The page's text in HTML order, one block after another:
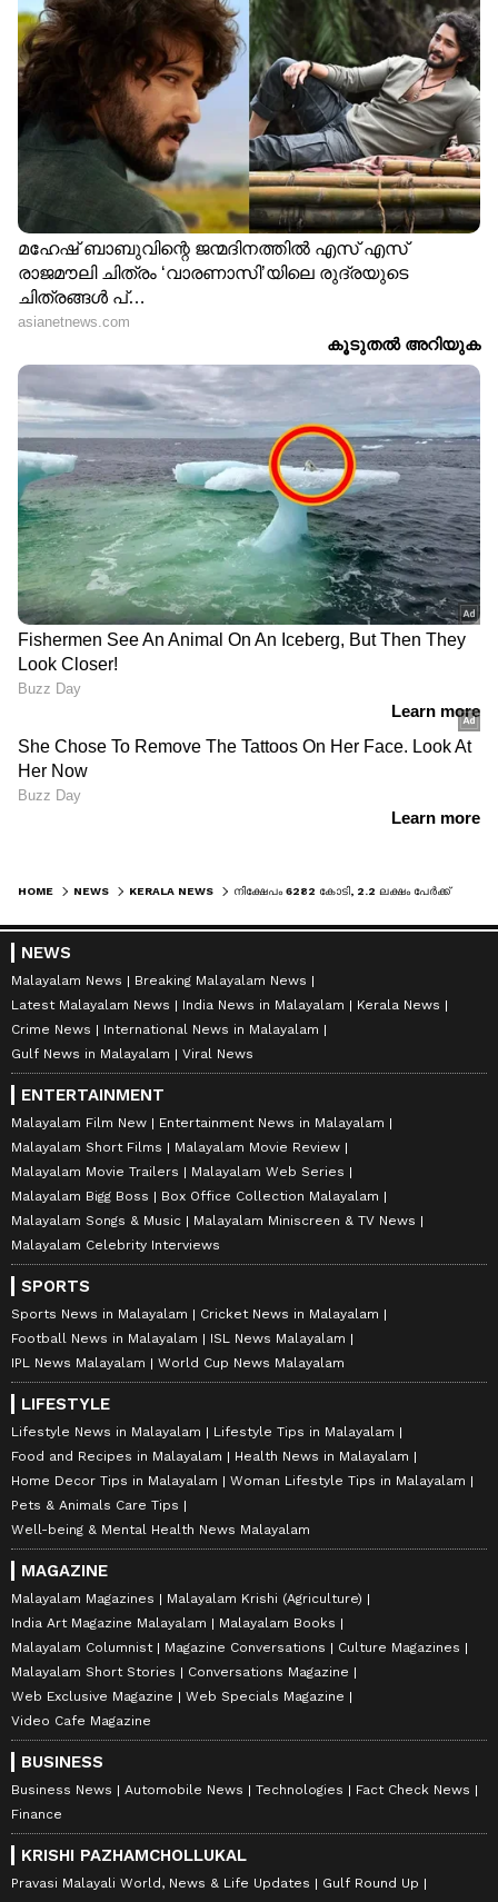
HOME NEWS KERALA NEWS
NEWS
Malayalam News
Breaking Malayalam News
Latest Malayalam News
India News in Malayalam
Kerala News
Crime News
International News in Malayalam
Gulf News in Malayalam
Viral News
ENTERTAINMENT
Malayalam Film New
Entertainment News in Malayalam
Malayalam Short Films
Malayalam Movie Review
Malayalam Movie Trailers
Malayalam Web Series
Malayalam Bigg Boss
Box Office Collection Malayalam
Malayalam Songs & Music
Malayalam Miniscreen & TV News
Malayalam Celebrity Interviews
SPORTS
Sports News in Malayalam
Cricket News in Malayalam
Football News in Malayalam
ISL News Malayalam
IPL News Malayalam
World Cup News Malayalam
LIFESTYLE
Lifestyle News in Malayalam
Lifestyle Tips in Malayalam
Food and Recipes in Malayalam
Health News in Malayalam
Home Decor Tips in Malayalam
Woman Lifestyle Tips in Malayalam
Pets & Animals Care Tips
Well-being & Mental Health News Malayalam
MAGAZINE
Malayalam Magazines
Malayalam Krishi (Agriculture)
India Art Magazine Malayalam
Malayalam Books
Malayalam Columnist
Magazine Conversations
Culture Magazines
Malayalam Short Stories
Conversations Magazine
Web Exclusive Magazine
Web Specials Magazine
Video Cafe Magazine
BUSINESS
Business News Automobile News Technologies
Fact Check News
Finance
KRISHI PAZHAMCHOLLUKAL
Pravasi Malayali World, News & Life Updates
Gulf Round Up